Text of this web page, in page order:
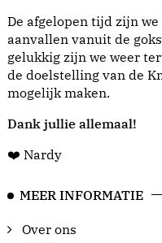
De afgelopen tijd zijn
aanvallen vanuit de
gelukkig zijn we weer
de doelstelling van de
mogelijk maken.
Dank jullie allemaal!
❤️ Nardy
MEER INFORMATIE
Over ons